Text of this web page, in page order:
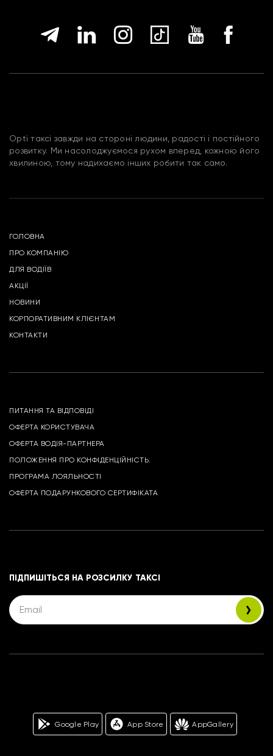
Opti таксі завжди на стороні людини, радості і постійного
розвитку. Ми насолоджуємося рухом вперед, кожною його
хвилиною, тому надихаємо інших робити так само.
ГОЛОВНА
ПРО КОМПАНІЮ
ДЛЯ ВОДІЇВ
АКЦІЇ
НОВИНИ
КОРПОРАТИВНИМ КЛІЄНТАМ
КОНТАКТИ
ПИТАННЯ ТА ВІДПОВІДІ
ОФЕРТА КОРИСТУВАЧА
ОФЕРТА ВОДІЯ-ПАРТНЕРА
ПОЛОЖЕННЯ ПРО КОНФІДЕНЦІЙНІСТЬ.
ПРОГРАМА ЛОЯЛЬНОСТІ
ОФЕРТА ПОДАРУНКОВОГО СЕРТИФІКАТА
ПІДПИШІТЬСЯ НА РОЗСИЛКУ ТАКСІ
Google Play App Store AppGallery